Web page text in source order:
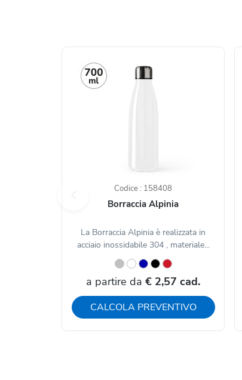
Codice : 158408
Borraccia Alpinia
La Borraccia Alpinia è realizzata in
acciaio inossidabile 304 , materiale...
a partire da € 2,57 cad.
CALCOLA PREVENTIVO